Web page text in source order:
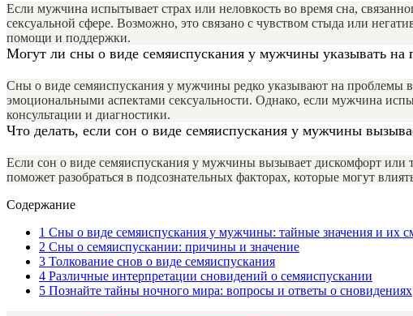
Если мужчина испытывает страх или неловкость во время сна,
сексуальной сфере. Возможно, это связано с чувством стыда или
помощи и поддержки.
Могут ли сны о виде семяиспускания у мужчины указывать на
Сны о виде семяиспускания у мужчины редко указывают на проблемы
эмоциональными аспектами сексуальности. Однако, если мужчина
консультации и диагностики.
Что делать, если сон о виде семяиспускания у мужчины
Если сон о виде семяиспускания у мужчины вызывает дискомфорт или
поможет разобраться в подсознательных факторах, которые могут
Содержание
1 Сны о виде семяиспускания у мужчины: тайные значения и их
2 Сны о семяиспускании: причины и значение
3 Толкование снов о виде семяиспускания
4 Различные интерпретации сновидений о семяиспускании
5 Познайте тайны ночного мира: вопросы и ответы о сновидениях